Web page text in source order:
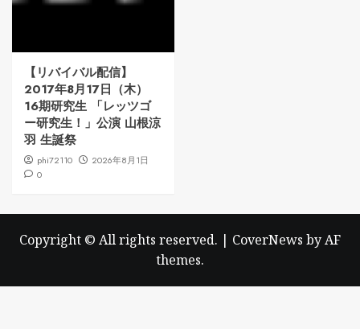
【リバイバル配信】
2017年8月17日（木）
16期研究生 「レッツゴ
ー研究生！」公演 山根涼
羽 生誕祭
phi72110
2026年8月1日
0
Copyright © All rights reserved. | CoverNews by AF
themes.